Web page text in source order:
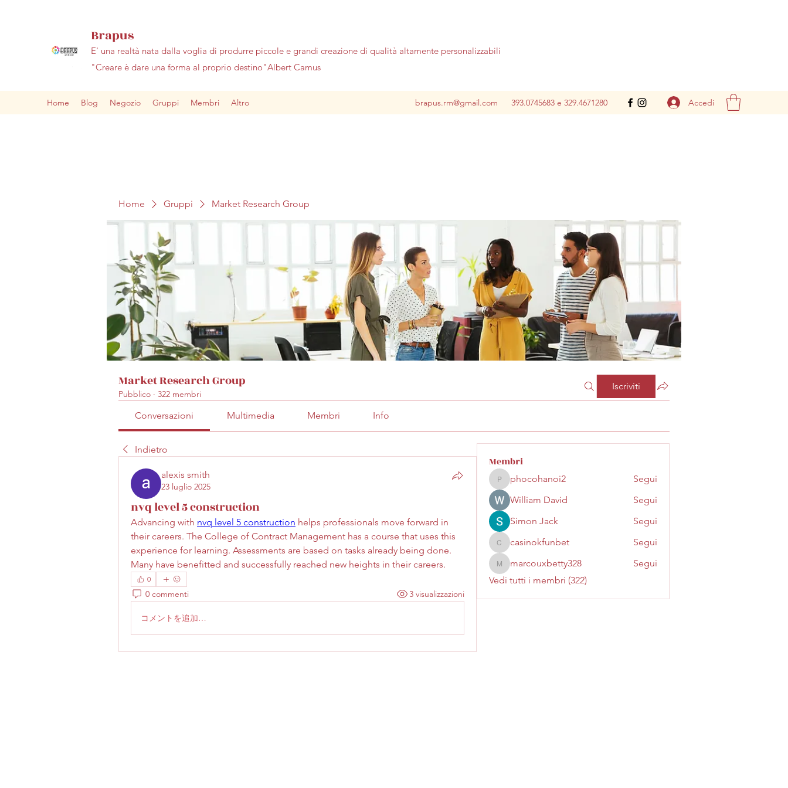
Brapus
E' una realtà nata dalla voglia di produrre piccole e grandi creazione di qualità altamente personalizzabili
"Creare è dare una forma al proprio destino"Albert Camus
Home Blog Negozio Gruppi Membri Altro brapus.rm@gmail.com 393.0745683 e 329.4671280 Accedi
Home Gruppi Market Research Group
Market Research Group
Pubblico · 322 membri
Iscriviti
Conversazioni Multimedia Membri Info
Indietro
alexis smith
23 luglio 2025
nvq level 5 construction
Advancing with nvq level 5 construction helps professionals move forward in
their careers. The College of Contract Management has a course that uses this
experience for learning. Assessments are based on tasks already being done.
Many have benefitted and successfully reached new heights in their careers.
0
0 commenti 3 visualizzazioni
コメントを追加…
Membri
phocohanoi2
phocohanoi2
Segui
William David
Segui
Simon Jack
Segui
casinokfunbet
casinokfunbet Segui
marcouxbetty328
marcouxbetty328
Segui
Vedi tutti i membri (322)